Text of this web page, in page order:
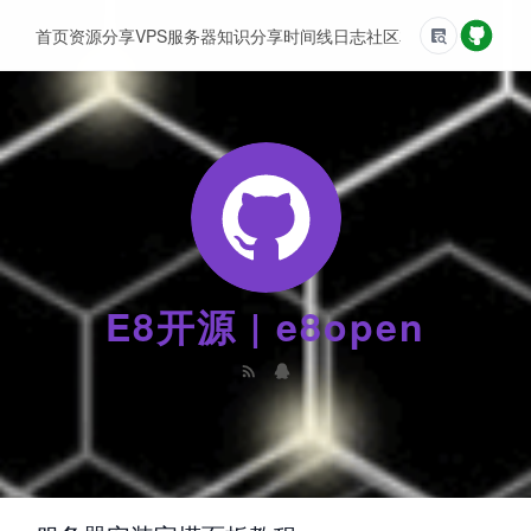
E8开源 | e8open
首页资源分享VPS服务器知识分享时间线日志社区友情链接